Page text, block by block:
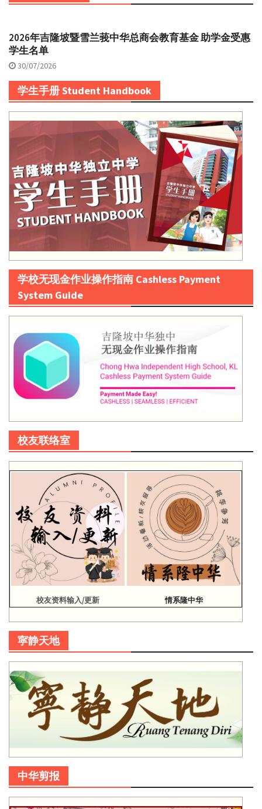
2026年吉隆坡暨雪兰莪中华总商会教育基金 助学金受惠
学生名单
30/07/2026
学生手册 Student Handbook
学校无现金作业操作指南 Cashless Payment
System Guide
校友联络室
校友资料输入/更新 情系隆中华
寜静天地
中华剪报